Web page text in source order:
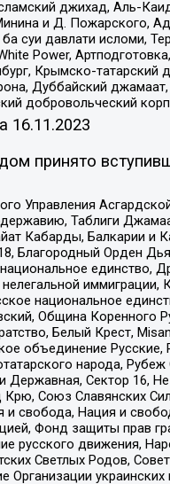
джихад, Аль-
и Д. Пожарского,
суи давлати исломи,
Power, Артподготовка,
Крымско-татарский
Дуббайский джамаат,
добровольческий
16.11.2023
принято
Управления
Таблиги
Кабарды, Балкарии и
Благородный Орден
единство,
иммиграции,
национальное
Община Коренного
Белый Крест,
объединение Русские,
народа,
Державная, Сектор 16,
Союз Славянских
и свобода, Нация и
Фонд защиты прав
русского движения,
Светлых Родов, Совет
украинских